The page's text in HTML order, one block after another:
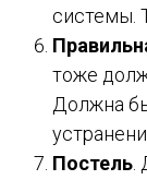
системы.
тоже
Должна
Постель